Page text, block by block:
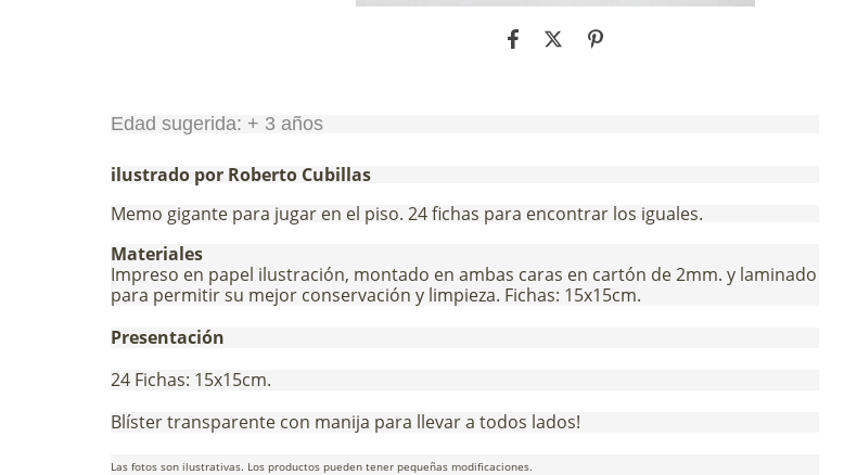
Edad sugerida: + 3 años
ilustrado por Roberto Cubillas
Memo gigante para jugar en el piso. 24 fichas para encontrar los iguales.
Materiales
Impreso en papel ilustración, montado en ambas caras en cartón de 2mm. y laminado
para permitir su mejor conservación y limpieza. Fichas: 15x15cm.
Presentación
24 Fichas: 15x15cm.
Blíster transparente con manija para llevar a todos lados!
Las fotos son ilustrativas. Los productos pueden tener pequeñas modificaciones.